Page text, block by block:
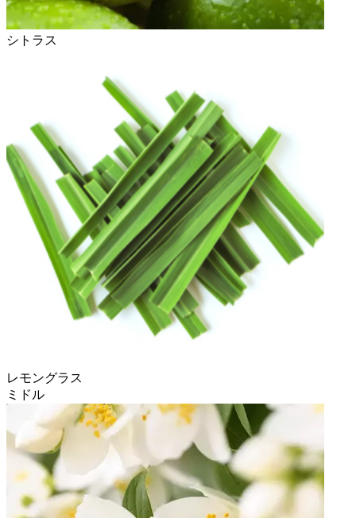
シトラス
レモングラス
ミドル